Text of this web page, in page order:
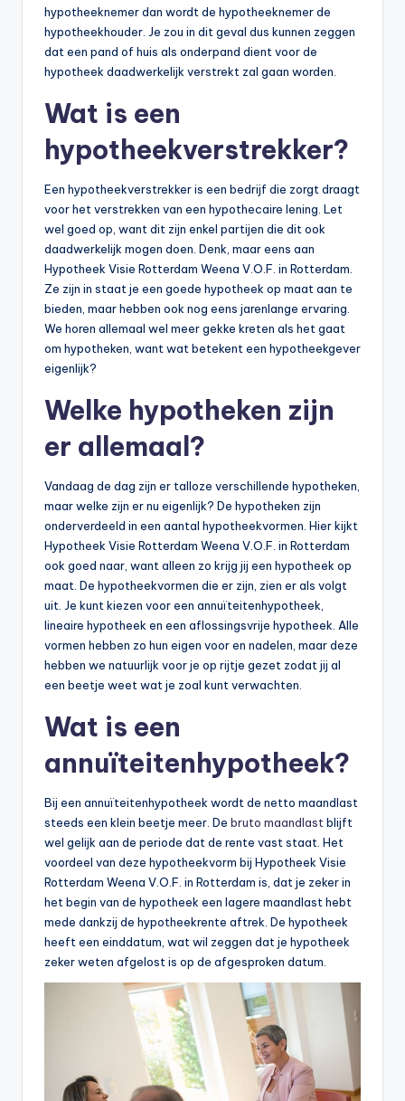
hypotheeknemer dan wordt de hypotheeknemer de
hypotheekhouder. Je zou in dit geval dus kunnen zeggen
dat een pand of huis als onderpand dient voor de
hypotheek daadwerkelijk verstrekt zal gaan worden.
Wat is een
hypotheekverstrekker?
Een hypotheekverstrekker is een bedrijf die zorgt draagt
voor het verstrekken van een hypothecaire lening. Let
wel goed op, want dit zijn enkel partijen die dit ook
daadwerkelijk mogen doen. Denk, maar eens aan
Hypotheek Visie Rotterdam Weena V.O.F. in Rotterdam.
Ze zijn in staat je een goede hypotheek op maat aan te
bieden, maar hebben ook nog eens jarenlange ervaring.
We horen allemaal wel meer gekke kreten als het gaat
om hypotheken, want wat betekent een hypotheekgever
eigenlijk?
Welke hypotheken zijn
er allemaal?
Vandaag de dag zijn er talloze verschillende hypotheken,
maar welke zijn er nu eigenlijk? De hypotheken zijn
onderverdeeld in een aantal hypotheekvormen. Hier kijkt
Hypotheek Visie Rotterdam Weena V.O.F. in Rotterdam
ook goed naar, want alleen zo krijg jij een hypotheek op
maat. De hypotheekvormen die er zijn, zien er als volgt
uit. Je kunt kiezen voor een annuïteitenhypotheek,
lineaire hypotheek en een aflossingsvrije hypotheek. Alle
vormen hebben zo hun eigen voor en nadelen, maar deze
hebben we natuurlijk voor je op rijtje gezet zodat jij al
een beetje weet wat je zoal kunt verwachten.
Wat is een
annuïteitenhypotheek?
Bij een annuïteitenhypotheek wordt de netto maandlast
steeds een klein beetje meer. De bruto maandlastblijft
wel gelijk aan de periode dat de rente vast staat. Het
voordeel van deze hypotheekvorm bij Hypotheek Visie
Rotterdam Weena V.O.F. in Rotterdam is, dat je zeker in
het begin van de hypotheek een lagere maandlast hebt
mede dankzij de hypotheekrente aftrek. De hypotheek
heeft een einddatum, wat wil zeggen dat je hypotheek
zeker weten afgelost is op de afgesproken datum.